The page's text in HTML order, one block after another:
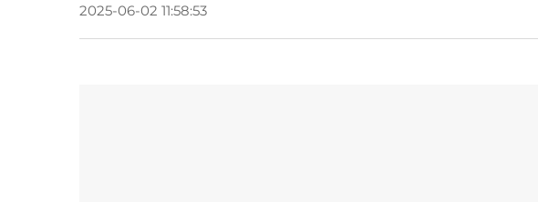
2025-06-02 11:58:53